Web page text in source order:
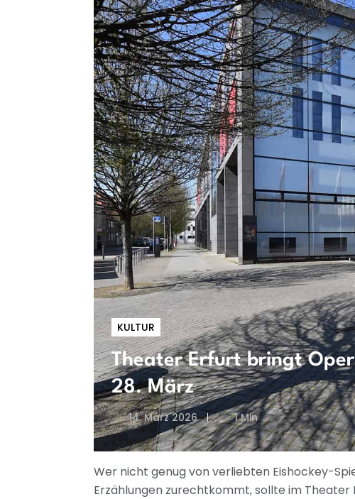
KULTUR
Theater Erfurt bringt
28. März
14. März 2026 1 Min
Wer nicht genug von verliebten Eishockey-
Erzählungen zurechtkommt, sollte im Theater